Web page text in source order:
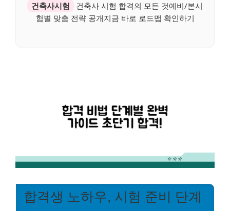
건축사시험
건축사 시험 합격의 모든 것예비/본시
험별 맞춤 전략 공개지금 바로 로드맵 확인하기
합격생 노하우, 시험 준비 단계